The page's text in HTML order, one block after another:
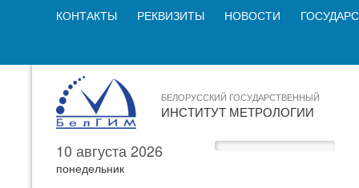
КОНТАКТЫ РЕКВИЗИТЫ НОВОСТИ
БЕЛОРУССКИЙ ГОСУДАРСТВЕННЫЙ
ИНСТИТУТ МЕТРОЛОГИИ
10 августа 2026
понедельник